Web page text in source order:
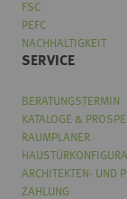
FSC
PEFC
NACHHALTIGKEIT
SERVICE
BERATUNGSTERMIN
KATALOGE &
RAUMPLANER
ARCHITEKTEN- UND
ZAHLUNG